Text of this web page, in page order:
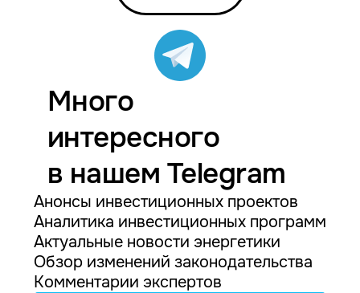
Много
интересного
в нашем Telegram
Анонсы инвестиционных проектов
Аналитика инвестиционных программ
Актуальные новости энергетики
Обзор изменений законодательства
Комментарии экспертов